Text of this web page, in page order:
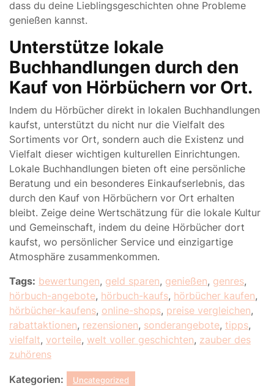
dass du deine Lieblingsgeschichten ohne Probleme
genießen kannst.
Unterstütze lokale
Buchhandlungen durch den
Kauf von Hörbüchern vor Ort.
Indem du Hörbücher direkt in lokalen Buchhandlungen
kaufst, unterstützt du nicht nur die Vielfalt des
Sortiments vor Ort, sondern auch die Existenz und
Vielfalt dieser wichtigen kulturellen Einrichtungen.
Lokale Buchhandlungen bieten oft eine persönliche
Beratung und ein besonderes Einkaufserlebnis, das
durch den Kauf von Hörbüchern vor Ort erhalten
bleibt. Zeige deine Wertschätzung für die lokale Kultur
und Gemeinschaft, indem du deine Hörbücher dort
kaufst, wo persönlicher Service und einzigartige
Atmosphäre zusammenkommen.
Tags: bewertungen, geld sparen, genießen, genres,
hörbuch-angebote, hörbuch-kaufs, hörbücher kaufen,
hörbücher-kaufens, online-shops, preise vergleichen,
rabattaktionen, rezensionen, sonderangebote, tipps,
vielfalt, vorteile, welt voller geschichten, zauber des
zuhörens
Kategorien: Uncategorized